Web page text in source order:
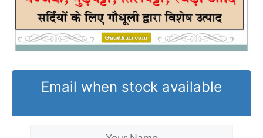
Email when stock available